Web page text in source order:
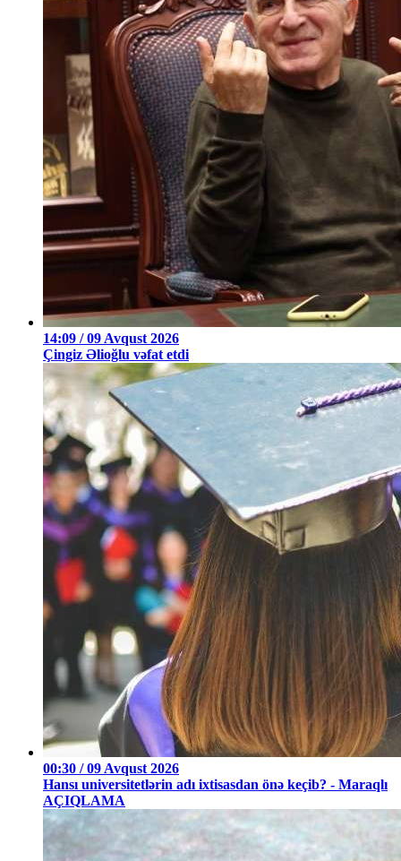
14:09 / 09 Avqust 2026
Çingiz Əlioğlu vəfat etdi
00:30 / 09 Avqust 2026
Hansı universitetlərin adı ixtisasdan önə keçib? - Maraqlı
AÇIQLAMA